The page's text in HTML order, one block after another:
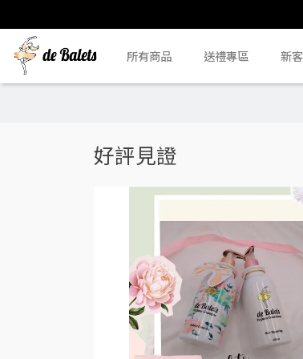
所有商品 送禮專區 新
好評見證